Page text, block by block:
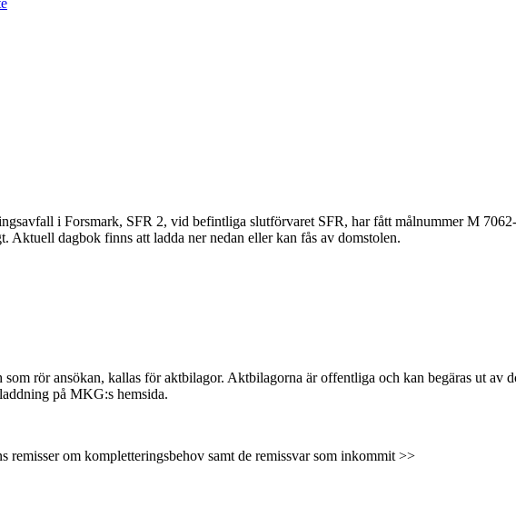
i Forsmark, SFR 2, vid befintliga slutförvaret SFR, har fått målnummer M
Aktuell dagbok finns att ladda ner nedan eller kan fås av domstolen.
rör ansökan, kallas för aktbilagor. Aktbilagorna är offentliga och kan begäras ut av
på MKG:s hemsida.
om kompletteringsbehov samt de remissvar som inkommit >>